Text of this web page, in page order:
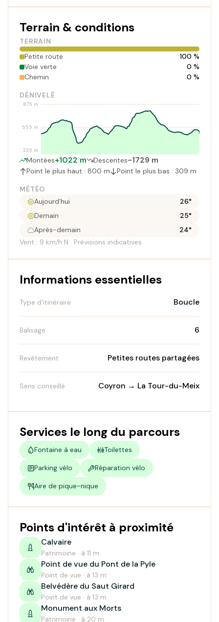
Terrain & conditions
TERRAIN
Petite route
100 %
Voie verte
0 %
Chemin
0 %
DÉNIVELÉ
235 m
555 m
875 m
Montées+1022 m Descentes-1729 m
Point le plus haut : 800 m Point le plus bas : 309 m
MÉTÉO
Aujourd'hui
26°
Demain
25°
Après-demain
24°
Vent : 9 km/h N · Prévisions indicatives
Informations essentielles
Type d'itinéraire Boucle
Balisage 6
Revêtement Petites routes partagées
Sens conseillé Coyron → La Tour-du-Meix
Services le long du parcours
Fontaine à eau Toilettes
Parking vélo Réparation vélo
Aire de pique-nique
Points d'intérêt à proximité
Calvaire
Patrimoine · à 11 m
Point de vue du Pont de la Pyle
Point de vue · à 13 m
Belvédère du Saut Girard
Point de vue · à 13 m
Monument aux Morts
Patrimoine · à 20 m